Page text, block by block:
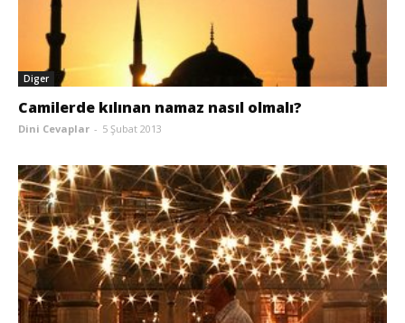
Diger
Camilerde kılınan namaz nasıl olmalı?
Dini Cevaplar - 5 Şubat 2013